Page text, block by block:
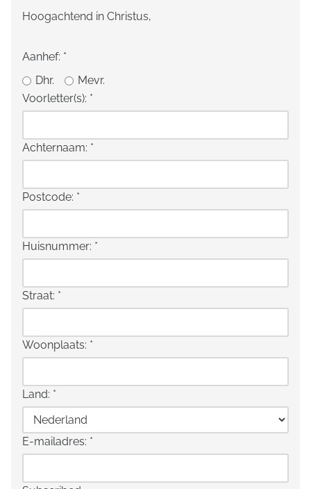
Hoogachtend in Christus,
Aanhef: *
Dhr.
Mevr.
Voorletter(s): *
Achternaam: *
Postcode: *
Huisnummer: *
Straat: *
Woonplaats: *
Land: *
E-mailadres: *